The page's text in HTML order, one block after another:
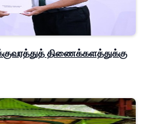
திணைக்களத்துக்கு